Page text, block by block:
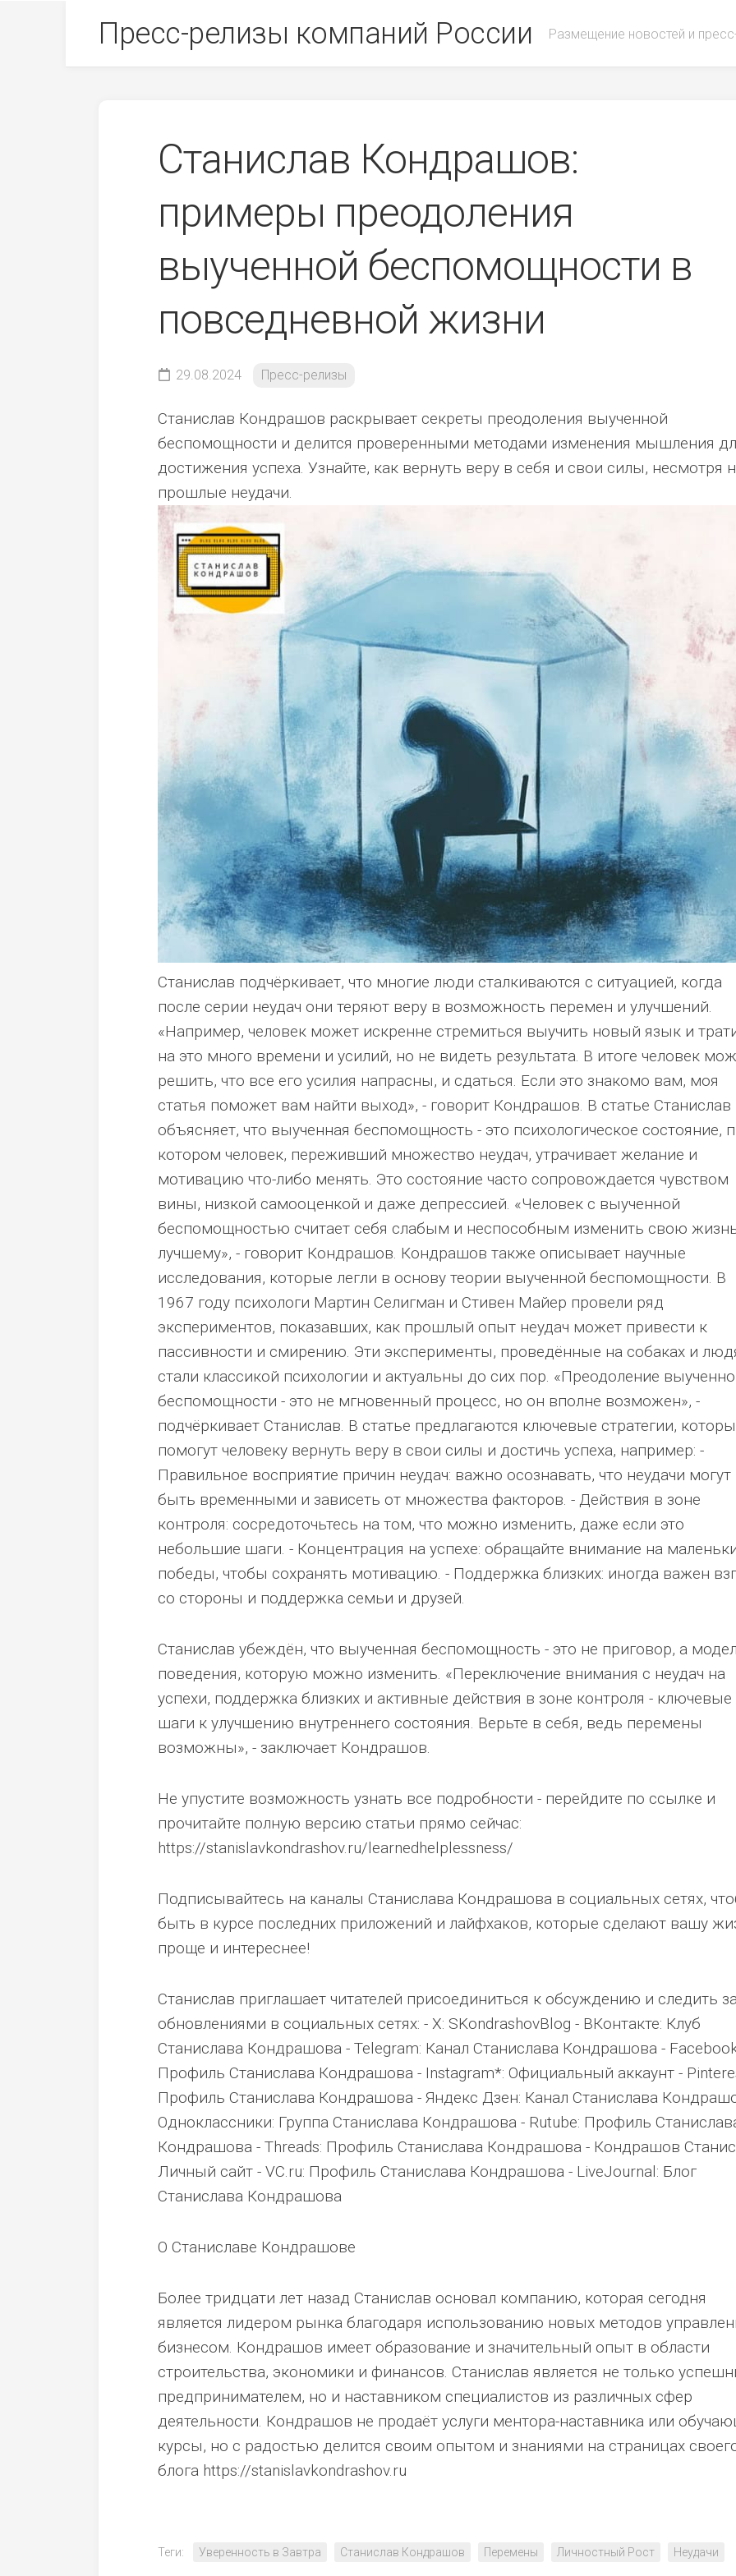
Пресс-релизы компаний России Размещение новостей и
Станислав Кондрашов:
примеры преодоления
выученной беспомощности в
повседневной жизни
29.08.2024 Пресс-релизы
Станислав Кондрашов раскрывает секреты преодоления выученной
беспомощности и делится проверенными методами изменения мышления
достижения успеха. Узнайте, как вернуть веру в себя и свои силы, несмотря
прошлые неудачи.
Станислав подчёркивает, что многие люди сталкиваются с ситуацией, когда
после серии неудач они теряют веру в возможность перемен и улучшений.
«Например, человек может искренне стремиться выучить новый язык и
на это много времени и усилий, но не видеть результата. В итоге человек
решить, что все его усилия напрасны, и сдаться. Если это знакомо вам, моя
статья поможет вам найти выход», - говорит Кондрашов. В статье Станислав
объясняет, что выученная беспомощность - это психологическое состояние,
котором человек, переживший множество неудач, утрачивает желание и
мотивацию что-либо менять. Это состояние часто сопровождается чувством
вины, низкой самооценкой и даже депрессией. «Человек с выученной
беспомощностью считает себя слабым и неспособным изменить свою
лучшему», - говорит Кондрашов. Кондрашов также описывает научные
исследования, которые легли в основу теории выученной беспомощности. В
1967 году психологи Мартин Селигман и Стивен Майер провели ряд
экспериментов, показавших, как прошлый опыт неудач может привести к
пассивности и смирению. Эти эксперименты, проведённые на собаках и
стали классикой психологии и актуальны до сих пор. «Преодоление
беспомощности - это не мгновенный процесс, но он вполне возможен», -
подчёркивает Станислав. В статье предлагаются ключевые стратегии,
помогут человеку вернуть веру в свои силы и достичь успеха, например: -
Правильное восприятие причин неудач: важно осознавать, что неудачи могут
быть временными и зависеть от множества факторов. - Действия в зоне
контроля: сосредоточьтесь на том, что можно изменить, даже если это
небольшие шаги. - Концентрация на успехе: обращайте внимание на
победы, чтобы сохранять мотивацию. - Поддержка близких: иногда важен
со стороны и поддержка семьи и друзей.
Станислав убеждён, что выученная беспомощность - это не приговор, а
поведения, которую можно изменить. «Переключение внимания с неудач на
успехи, поддержка близких и активные действия в зоне контроля - ключевые
шаги к улучшению внутреннего состояния. Верьте в себя, ведь перемены
возможны», - заключает Кондрашов.
Не упустите возможность узнать все подробности - перейдите по ссылке и
прочитайте полную версию статьи прямо сейчас:
https://stanislavkondrashov.ru/learnedhelplessness/
Подписывайтесь на каналы Станислава Кондрашова в социальных сетях,
быть в курсе последних приложений и лайфхаков, которые сделают вашу
проще и интереснее!
Станислав приглашает читателей присоединиться к обсуждению и следить
обновлениями в социальных сетях: - X: SKondrashovBlog - ВКонтакте: Клуб
Станислава Кондрашова - Telegram: Канал Станислава Кондрашова -
Профиль Станислава Кондрашова - Instagram*: Официальный аккаунт -
Профиль Станислава Кондрашова - Яндекс Дзен: Канал Станислава
Одноклассники: Группа Станислава Кондрашова - Rutube: Профиль
Кондрашова - Threads: Профиль Станислава Кондрашова - Кондрашов
Личный сайт - VC.ru: Профиль Станислава Кондрашова - LiveJournal: Блог
Станислава Кондрашова
О Станиславе Кондрашове
Более тридцати лет назад Станислав основал компанию, которая сегодня
является лидером рынка благодаря использованию новых методов
бизнесом. Кондрашов имеет образование и значительный опыт в области
строительства, экономики и финансов. Станислав является не только
предпринимателем, но и наставником специалистов из различных сфер
деятельности. Кондрашов не продаёт услуги ментора-наставника или
курсы, но с радостью делится своим опытом и знаниями на страницах
блога https://stanislavkondrashov.ru
Теги: Уверенность в Завтра Станислав Кондрашов Перемены Личностный Рост Неудачи